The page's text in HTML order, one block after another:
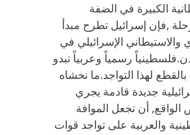
الكبيرة في الضفة
,فإن إسرائيل تطرح مبدأ
والاستيطاني الإسرائيلي في
رسمياً وعربياً تبدو
لهذا التواجد.ما نخشاه
جديدة قادمة يجري
أن تجعل الموافة
والعربية على تواجد قوات